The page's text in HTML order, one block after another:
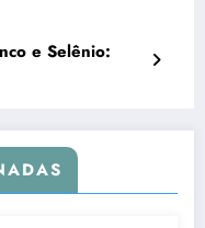
e Selênio: